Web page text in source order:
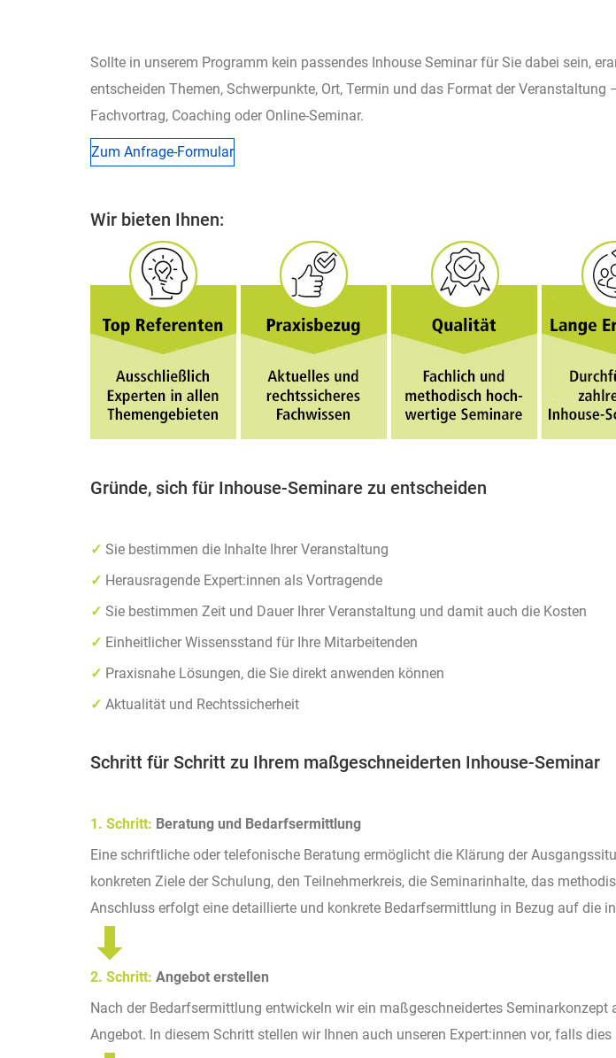
Sollte in unserem Programm kein passendes Inhouse Seminar für Sie dabei sein,
entscheiden Themen, Schwerpunkte, Ort, Termin und das Format der
Fachvortrag, Coaching oder Online-Seminar.
Zum Anfrage-Formular
Wir bieten Ihnen:
Gründe, sich für Inhouse-Seminare zu entscheiden
✓ Sie bestimmen die Inhalte Ihrer Veranstaltung
✓ Herausragende Expert:innen als Vortragende
✓ Sie bestimmen Zeit und Dauer Ihrer Veranstaltung und damit auch die Kosten
✓ Einheitlicher Wissensstand für Ihre Mitarbeitenden
✓ Praxisnahe Lösungen, die Sie direkt anwenden können
✓ Aktualität und Rechtssicherheit
Schritt für Schritt zu Ihrem maßgeschneiderten Inhouse-Seminar
1. Schritt: Beratung und Bedarfsermittlung
Eine schriftliche oder telefonische Beratung ermöglicht die Klärung der
konkreten Ziele der Schulung, den Teilnehmerkreis, die Seminarinhalte, das
Anschluss erfolgt eine detaillierte und konkrete Bedarfsermittlung in Bezug auf die
2. Schritt: Angebot erstellen
Nach der Bedarfsermittlung entwickeln wir ein maßgeschneidertes
Angebot. In diesem Schritt stellen wir Ihnen auch unseren Expert:innen vor, falls